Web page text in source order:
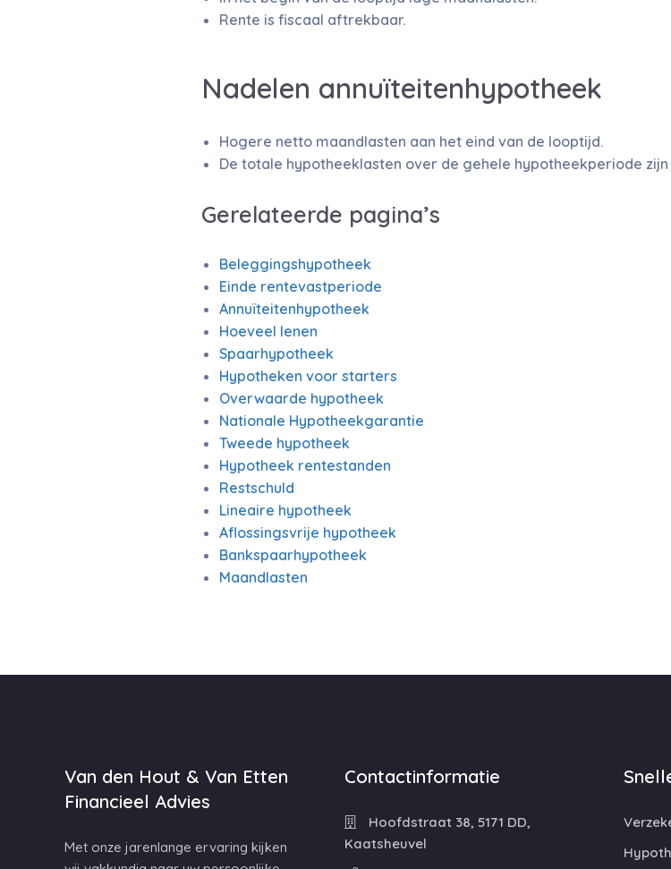
Rente is fiscaal aftrekbaar.
Nadelen annuïteitenhypotheek
Hogere netto maandlasten aan het eind van de looptijd.
De totale hypotheeklasten over de gehele hypotheekperiode
Gerelateerde pagina’s
Beleggingshypotheek
Einde rentevastperiode
Annuïteitenhypotheek
Hoeveel lenen
Spaarhypotheek
Hypotheken voor starters
Overwaarde hypotheek
Nationale Hypotheekgarantie
Tweede hypotheek
Hypotheek rentestanden
Restschuld
Lineaire hypotheek
Aflossingsvrije hypotheek
Bankspaarhypotheek
Maandlasten
Van den Hout & Van Etten
Financieel Advies
Met onze jarenlange ervaring kijken
Contactinformatie
Hoofdstraat 38, 5171 DD,
Kaatsheuvel